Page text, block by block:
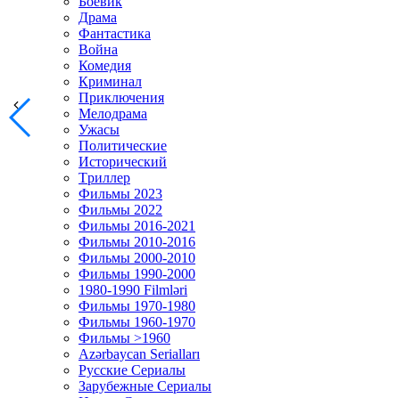
Драма
Фантастика
Война
Комедия
Криминал
Приключения
Мелодрама
Ужасы
Политические
Исторический
Tриллер
Фильмы 2023
Фильмы 2022
Фильмы 2016-2021
Фильмы 2010-2016
Фильмы 2000-2010
Фильмы 1990-2000
1980-1990 Filmləri
Фильмы 1970-1980
Фильмы 1960-1970
Фильмы >1960
Azərbaycan Serialları
Русские Сериалы
Зарубежные Сериалы